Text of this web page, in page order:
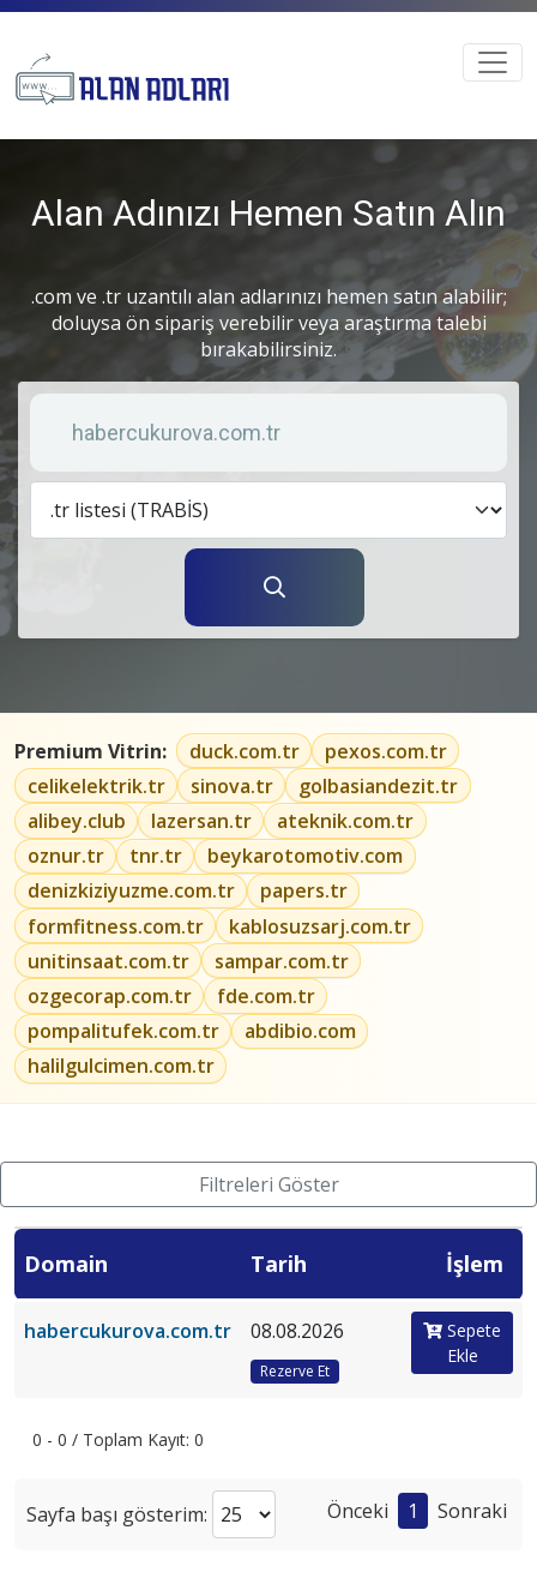
Alan Adınızı Hemen Satın Alın
.com ve .tr uzantılı alan adlarınızı hemen satın alabilir;
doluysa ön sipariş verebilir veya araştırma talebi
bırakabilirsiniz.
Anahtar kelime
Premium Vitrin: duck.com.tr
pexos.com.tr
celikelektrik.tr
sinova.tr
golbasiandezit.tr
alibey.club
lazersan.tr
ateknik.com.tr
oznur.tr
tnr.tr
beykarotomotiv.com
denizkiziyuzme.com.tr
papers.tr
formfitness.com.tr
kablosuzsarj.com.tr
unitinsaat.com.tr
sampar.com.tr
ozgecorap.com.tr
fde.com.tr
pompalitufek.com.tr
abdibio.com
halilgulcimen.com.tr
Filtreleri Göster
Domain Tarih İşlem
habercukurova.com.tr 08.08.2026
Rezerve Et
Sepete
Ekle
0 - 0 / Toplam Kayıt: 0
Sayfa başı gösterim: Önceki 1 Sonraki